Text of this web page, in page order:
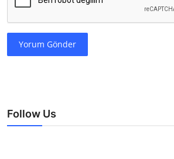
Yorum Gönder
Follow Us